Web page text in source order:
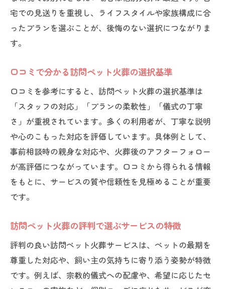
宅での見送りを重視し、ライフスタイルや家族構成に合
ったプランを選ぶことが、後悔のない選択につながりま
す。
口コミで分かる訪問ペット火葬の選択基準
口コミを参考にすると、訪問ペット火葬の選択基準は
「スタッフの対応」「プランの柔軟性」「儀式の丁寧
さ」が重視されています。多くの利用者が、丁寧な説明
や心のこもった対応を評価しています。具体例として、
事前相談時の親身な対応や、火葬後のアフターフォロー
が高評価につながっています。口コミから得られる情報
をもとに、サービスの質や信頼性を見極めることが重要
です。
訪問ペット火葬の評判で選ぶサービスの特徴
評判の良い訪問ペット火葬サービスは、ペットの最期を
尊重した対応や、飼い主の気持ちに寄り添う姿勢が特徴
です。例えば、宗教的儀式への配慮や、希望に応じたセ